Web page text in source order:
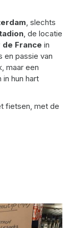
, slechts
, de locatie
de France in
en passie van
maar een
hun hart
fietsen, met de